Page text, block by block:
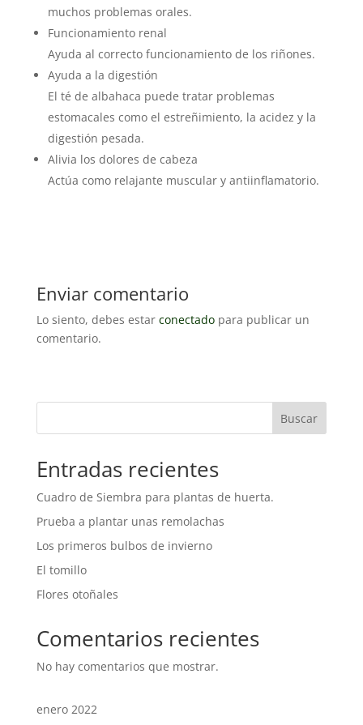
muchos problemas orales.
Funcionamiento renal
Ayuda al correcto funcionamiento de los riñones.
Ayuda a la digestión
El té de albahaca puede tratar problemas
estomacales como el estreñimiento, la acidez y la
digestión pesada.
Alivia los dolores de cabeza
Actúa como relajante muscular y antiinflamatorio.
Enviar comentario
Lo siento, debes estar conectadopara publicar un
comentario.
Buscar
Entradas recientes
Cuadro de Siembra para plantas de huerta.
Prueba a plantar unas remolachas
Los primeros bulbos de invierno
El tomillo
Flores otoñales
Comentarios recientes
No hay comentarios que mostrar.
enero 2022